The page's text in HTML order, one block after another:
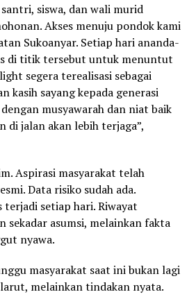
siswa, dan wali murid
Akses menuju pondok kami
Sukoanyar. Setiap hari ananda-
di titik tersebut untuk menuntut
segera terealisasi sebagai
kasih sayang kepada generasi
musyawarah dan niat baik
di jalan akan lebih terjaga”,
Aspirasi masyarakat telah
Data risiko sudah ada.
setiap hari. Riwayat
sekadar asumsi, melainkan fakta
nyawa.
masyarakat saat ini bukan lagi
melainkan tindakan nyata.